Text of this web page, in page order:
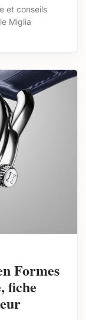
et conseils
Miglia
Formes
fiche